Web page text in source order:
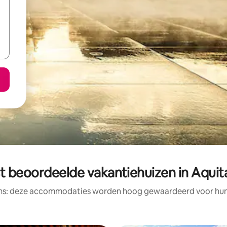
beoordeelde vakantiehuizen in
deze accommodaties worden hoog gewaardeerd voor